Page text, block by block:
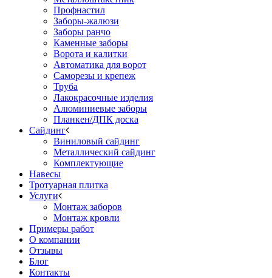
Профнастил
Заборы-жалюзи
Заборы ранчо
Каменные заборы
Ворота и калитки
Автоматика для ворот
Саморезы и крепеж
Труба
Лакокрасочные изделия
Алюминиевые заборы
Планкен/ДПК доска
Сайдинг
Виниловый сайдинг
Металлический сайдинг
Комплектующие
Навесы
Тротуарная плитка
Услуги
Монтаж заборов
Монтаж кровли
Примеры работ
О компании
Отзывы
Блог
Контакты